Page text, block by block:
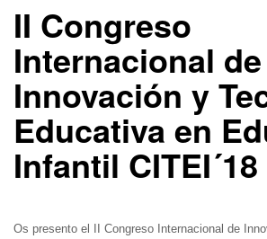
II Congreso
Internacional de
Innovación y
Educativa en
Infantil CITEI´18
Os presento el II Congreso Internacional de